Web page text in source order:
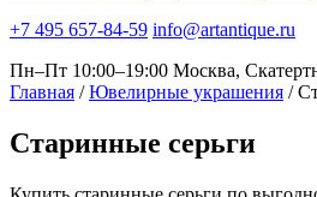
+7 495 657-84-59 info@artantique.ru
Пн–Пт 10:00–19:00 Москва,
Главная / Ювелирные украшения /
Старинные серьги